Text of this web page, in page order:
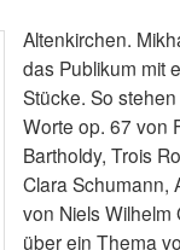
Altenkirchen.
das Publikum mit
Stücke. So
Worte op. 67 von
Bartholdy, Trois
Clara Schumann,
von Niels Wilhelm
über ein Thema